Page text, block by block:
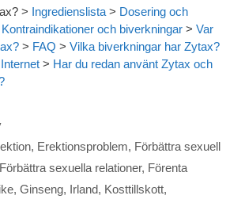
> Ingredienslista> Dosering och
Kontraindikationer och biverkningar > Var
> FAQ > Vilka biverkningar har Zytax?
> Har du redan använt Zytax och
, Erektionsproblem, Förbättra sexuell
Förbättra sexuella relationer, Förenta
, Ginseng, Irland, Kosttillskott,